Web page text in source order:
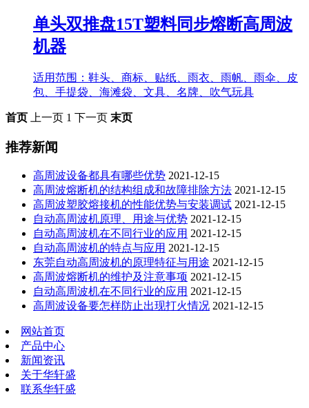
单头双推盘15T塑料同步熔断高周波
机器
适用范围：鞋头、商标、贴纸、雨衣、雨帆、雨伞、皮
包、手提袋、海滩袋、文具、名牌、吹气玩具
首页 上一页 1 下一页 末页
推荐新闻
高周波设备都具有哪些优势 2021-12-15
高周波熔断机的结构组成和故障排除方法 2021-12-15
高周波塑胶熔接机的性能优势与安装调试 2021-12-15
自动高周波机原理、用途与优势 2021-12-15
自动高周波机在不同行业的应用 2021-12-15
自动高周波机的特点与应用 2021-12-15
东莞自动高周波机的原理特征与用途 2021-12-15
高周波熔断机的维护及注意事项 2021-12-15
自动高周波机在不同行业的应用 2021-12-15
高周波设备要怎样防止出现打火情况 2021-12-15
网站首页
产品中心
新闻资讯
关于华轩盛
联系华轩盛